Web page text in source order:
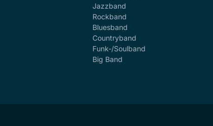
Jazzband
Rockband
Bluesband
Countryband
Funk-/Soulband
Big Band